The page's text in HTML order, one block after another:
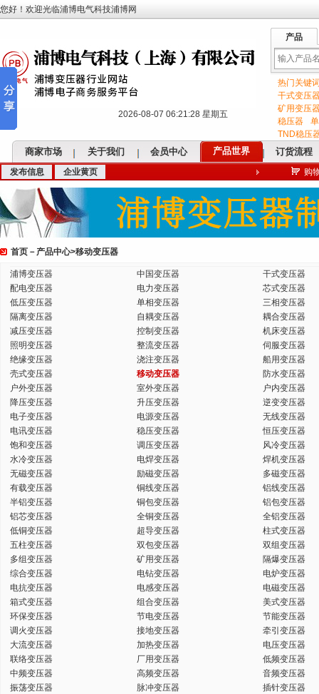
您好！欢迎光临浦博电气科技浦博网
2026-08-07 06:21:28 星期五
产品
输
键
词
热门关键
干式变压
矿用变压
稳压器
TND稳压
商家市场 关于我们 会员中心 产品世界 订货流程
发布信息 企业黄页 购
首页 － 产品中心>移动变压器
浦博变压器 中国变压器
干式变压器
配电变压器
电力变压器
芯式变压器
低压变压器
单相变压器
三相变压器
隔离变压器
自耦变压器
耦合变压器
减压变压器
控制变压器
机床变压器
照明变压器
整流变压器
伺服变压器
绝缘变压器
浇注变压器
船用变压器
壳式变压器
移动变压器
防水变压器
户外变压器
室外变压器
户内变压器
降压变压器
升压变压器
逆变变压器
电子变压器
电源变压器
无线变压器
电讯变压器
稳压变压器
恒压变压器
饱和变压器
调压变压器
风冷变压器
水冷变压器
电焊变压器
焊机变压器
无磁变压器
励磁变压器
多磁变压器
有载变压器
铜线变压器
铝线变压器
半铝变压器
铜包变压器
铝包变压器
铝芯变压器
全铜变压器
全铝变压器
低铜变压器
超导变压器
柱式变压器
五柱变压器
双包变压器
双组变压器
多组变压器
矿用变压器
隔爆变压器
综合变压器
电钻变压器
电炉变压器
电抗变压器
电感变压器
电磁变压器
箱式变压器
组合变压器
美式变压器
环保变压器
节电变压器
节能变压器
调火变压器
接地变压器
牵引变压器
大流变压器
加热变压器
电压变压器
联络变压器
厂用变压器
低频变压器
中频变压器
高频变压器
音频变压器
振荡变压器
脉冲变压器
插针变压器